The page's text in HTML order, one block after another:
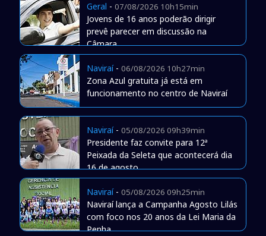
Geral - 07/08/2026 10h15min
Jovens de 16 anos poderão dirigir
prevê parecer em discussão na
Câmara
Naviraí- 06/08/2026 10h27min
Zona Azul gratuita já está em
funcionamento no centro de Naviraí
Naviraí- 05/08/2026 09h39min
Presidente faz convite para 12ª
Peixada da Seleta que acontecerá dia
16 de agosto
Naviraí- 05/08/2026 09h25min
Naviraí lança a Campanha Agosto Lilás
com foco nos 20 anos da Lei Maria da
Penha